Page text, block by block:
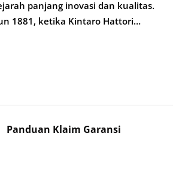
panjang inovasi dan kualitas.
1881, ketika Kintaro Hattori…
Panduan Klaim Garansi